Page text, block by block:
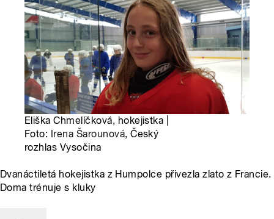
Eliška Chmelíčková, hokejistka |
Foto: Irena Šarounová, Český
rozhlas Vysočina
Dvanáctiletá hokejistka z Humpolce přivezla zlato z Francie.
Doma trénuje s kluky